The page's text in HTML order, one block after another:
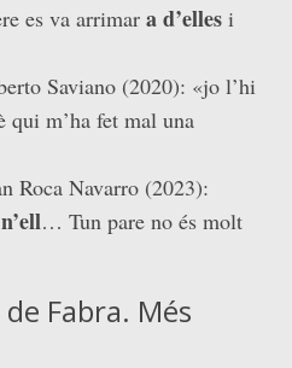
es va arrimar a d’elles i
Saviano (2020): «jo l’hi
qui m’ha fet mal una
Roca Navarro (2023):
… Tun pare no és molt
Fabra. Més